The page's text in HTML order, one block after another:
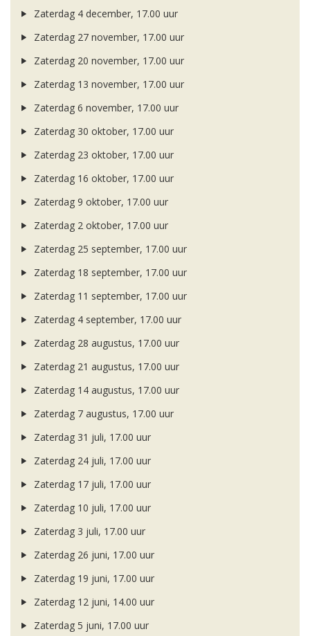
Zaterdag 4 december, 17.00 uur
Zaterdag 27 november, 17.00 uur
Zaterdag 20 november, 17.00 uur
Zaterdag 13 november, 17.00 uur
Zaterdag 6 november, 17.00 uur
Zaterdag 30 oktober, 17.00 uur
Zaterdag 23 oktober, 17.00 uur
Zaterdag 16 oktober, 17.00 uur
Zaterdag 9 oktober, 17.00 uur
Zaterdag 2 oktober, 17.00 uur
Zaterdag 25 september, 17.00 uur
Zaterdag 18 september, 17.00 uur
Zaterdag 11 september, 17.00 uur
Zaterdag 4 september, 17.00 uur
Zaterdag 28 augustus, 17.00 uur
Zaterdag 21 augustus, 17.00 uur
Zaterdag 14 augustus, 17.00 uur
Zaterdag 7 augustus, 17.00 uur
Zaterdag 31 juli, 17.00 uur
Zaterdag 24 juli, 17.00 uur
Zaterdag 17 juli, 17.00 uur
Zaterdag 10 juli, 17.00 uur
Zaterdag 3 juli, 17.00 uur
Zaterdag 26 juni, 17.00 uur
Zaterdag 19 juni, 17.00 uur
Zaterdag 12 juni, 14.00 uur
Zaterdag 5 juni, 17.00 uur